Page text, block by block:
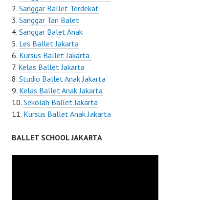
Sanggar Ballet Terdekat
Sanggar Tari Balet
Sanggar Balet Anak
Les Ballet Jakarta
Kursus Ballet Jakarta
Kelas Ballet Jakarta
Studio Ballet Anak Jakarta
Kelas Ballet Anak Jakarta
Sekolah Ballet Jakarta
Kursus Ballet Anak Jakarta
BALLET SCHOOL JAKARTA